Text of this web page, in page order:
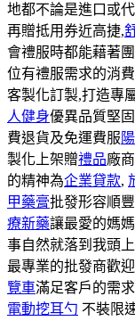
地都不論是進口或
再贈抵用券近高捷,
會禮服時都能藉著
位有禮服需求的消
客製化訂製,打造專
人健身優異品質堅
費退貨及免運費服
製化上架贈禮品廠
的精神為企業貸款,
甲藥膏批發形容順
療新藥讓最愛的媽
事自然就落到我頭
最專業的批發商歡
覽車滿足客戶的需
電動挖耳勺 不裝限